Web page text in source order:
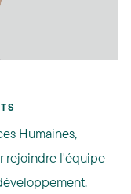
Humaines,
rejoindre l'équipe